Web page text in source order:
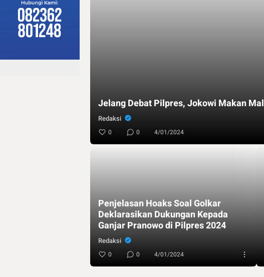
Jelang Debat Pilpres, Jokowi Makan
Redaksi
0 0 4/01/2024
Penjelasan Hoaks Soal Golkar
Deklarasikan Dukungan Kepada
Ganjar Pranowo di Pilpres 2024
Redaksi
0 0 4/01/2024